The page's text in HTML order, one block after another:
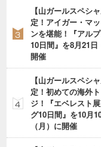
【山ガールスペシ
定！アイガー・マ
ンを堪能！『アル
10日間』を8月21
開催
【山ガールスペシ
定！初めての海外
ジ！『エベレスト
グ10日間』を10月
（月）に開催